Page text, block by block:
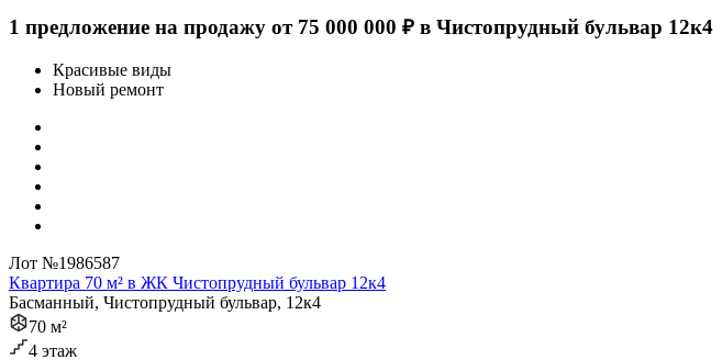
1 предложение на продажу от 75 000 000 ₽ в Чистопрудный бульвар 12к4
Красивые виды
Новый ремонт
Лот №1986587
Квартира 70 м² в ЖК Чистопрудный бульвар 12к4
Басманный, Чистопрудный бульвар, 12к4
70 м²
4 этаж